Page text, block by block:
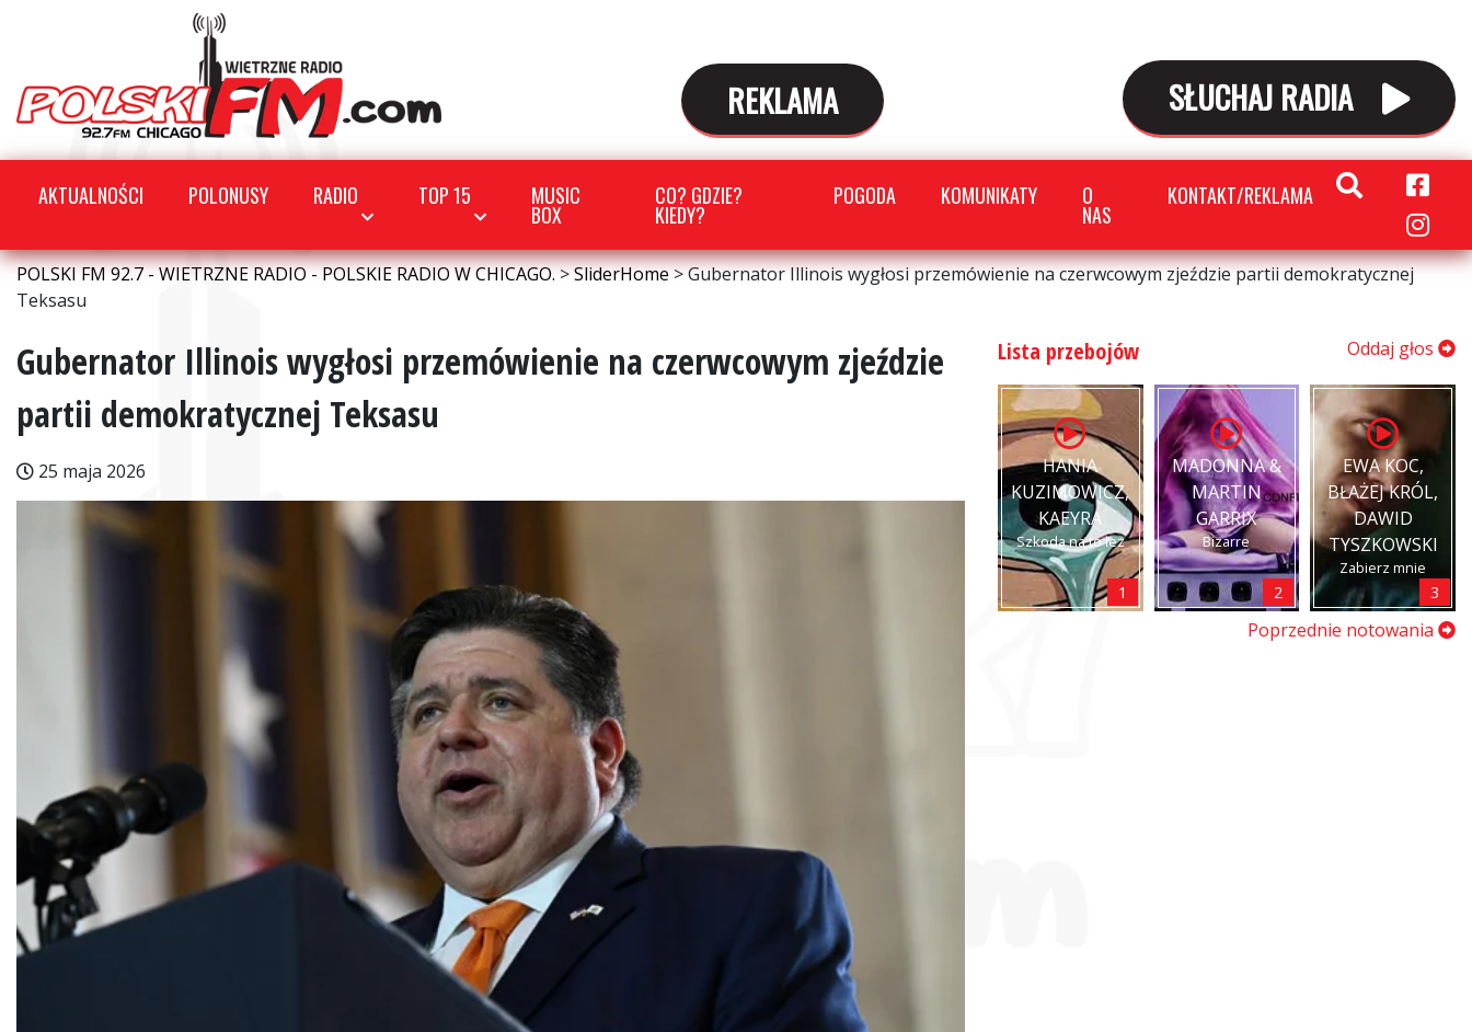
REKLAMA SŁUCHAJ RADIA
AKTUALNOŚCI POLONUSY RADIO TOP 15 MUSIC
BOX
CO? GDZIE?
KIEDY?
POGODA KOMUNIKATY O
NAS
KONTAKT/REKLAMA
POLSKI FM 92.7 - WIETRZNE RADIO - POLSKIE RADIO W CHICAGO.>SliderHome>Gubernator Illinois wygłosi przemówienie na czerwcowym zjeździe partii demokratycznej
Teksasu
Gubernator Illinois wygłosi przemówienie na czerwcowym zjeździe
partii demokratycznej Teksasu
25 maja 2026
Lista przebojów Oddaj głos
HANIA
KUZIMOWICZ,
KAEYRA
Szkoda na to łez
1
MADONNA &
MARTIN
GARRIX
Bizarre
2
EWA KOC,
BŁAŻEJ KRÓL,
DAWID
TYSZKOWSKI
Zabierz mnie
3
Poprzednie notowania